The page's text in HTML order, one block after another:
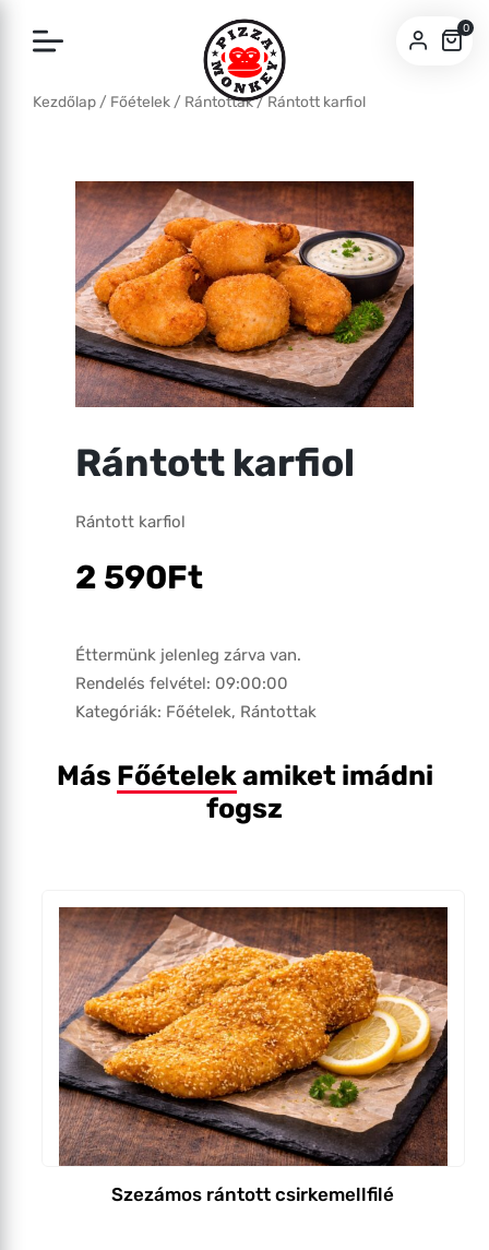
0
Kezdőlap / Főételek / Rántottak/ Rántott karfiol
Rántott karfiol
Rántott karfiol
2 590Ft
Éttermünk jelenleg zárva van.
Rendelés felvétel: 09:00:00
Kategóriák: Főételek, Rántottak
Más Főételek amiket imádni
fogsz
Szezámos rántott csirkemellfilé